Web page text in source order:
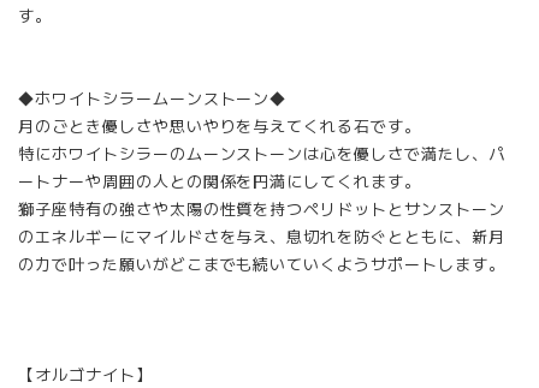
す。
◆ホワイトシラームーンストーン◆
月のごとき優しさや思いやりを与えてくれる石です。
特にホワイトシラーのムーンストーンは心を優しさで満たし、パ
ートナーや周囲の人との関係を円満にしてくれます。
獅子座特有の強さや太陽の性質を持つペリドットとサンストーン
のエネルギーにマイルドさを与え、息切れを防ぐとともに、新月
の力で叶った願いがどこまでも続いていくようサポートします。
【オルゴナイト】